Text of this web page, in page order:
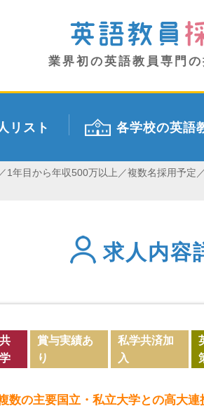
業界初の英語教員専門の
リスト 各学校の英語
1年目から年収500万以上／複数名採用予
求人内容
共
学
賞与実績あ
り
私学共済加
入
数の主要国立・私立大学との高大連